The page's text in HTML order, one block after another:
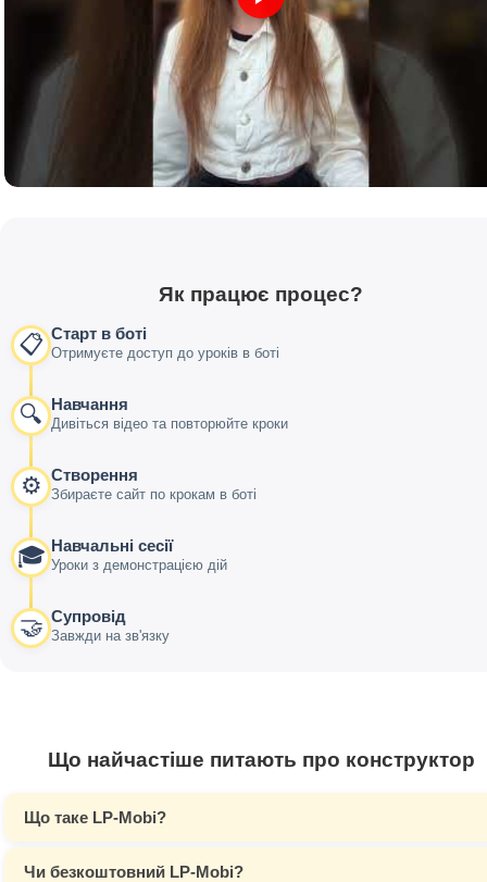
Як працює процес?
📋 Старт в боті
Отримуєте доступ до уроків в боті
🔍 Навчання
Дивіться відео та повторюйте кроки
⚙️ Створення
Збираєте сайт по крокам в боті
🎓 Навчальні сесії
Уроки з демонстрацією дій
🤝 Супровід
Завжди на зв'язку
Що найчастіше питають про конструктор
Що таке LP-Mobi?
Чи безкоштовний LP-Mobi?